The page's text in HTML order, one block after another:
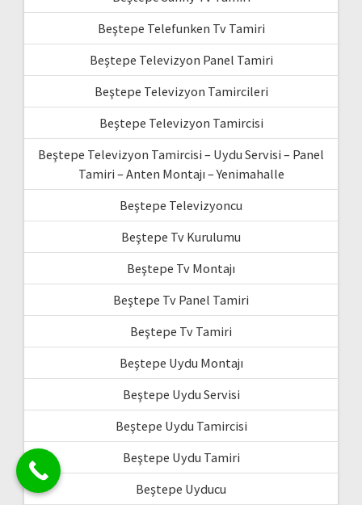
Beştepe Telefunken Tv Tamiri
Beştepe Televizyon Panel Tamiri
Beştepe Televizyon Tamircileri
Beştepe Televizyon Tamircisi
Beştepe Televizyon Tamircisi – Uydu Servisi – Panel
Tamiri – Anten Montajı – Yenimahalle
Beştepe Televizyoncu
Beştepe Tv Kurulumu
Beştepe Tv Montajı
Beştepe Tv Panel Tamiri
Beştepe Tv Tamiri
Beştepe Uydu Montajı
Beştepe Uydu Servisi
Beştepe Uydu Tamircisi
Beştepe Uydu Tamiri
Beştepe Uyducu